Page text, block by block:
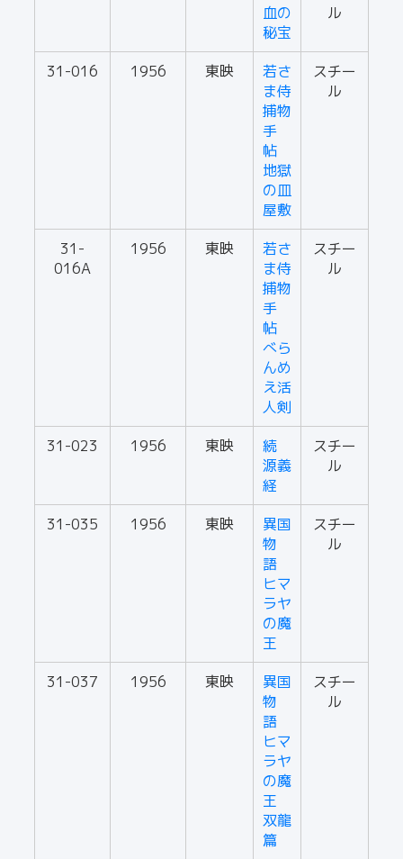
血の
秘宝
ル
31-016 1956 東映
若さ
ま侍
捕物
手
帖
地獄
の皿
屋敷
スチー
ル
31-
016A
1956 東映
若さ
ま侍
捕物
手
帖
べら
んめ
え活
人剣
スチー
ル
31-023 1956 東映
続
源義
経
スチー
ル
31-035 1956 東映
異国
物
語
ヒマ
ラヤ
の魔
王
スチー
ル
31-037 1956 東映
異国
物
語
ヒマ
ラヤ
の魔
王
双龍
篇
スチー
ル